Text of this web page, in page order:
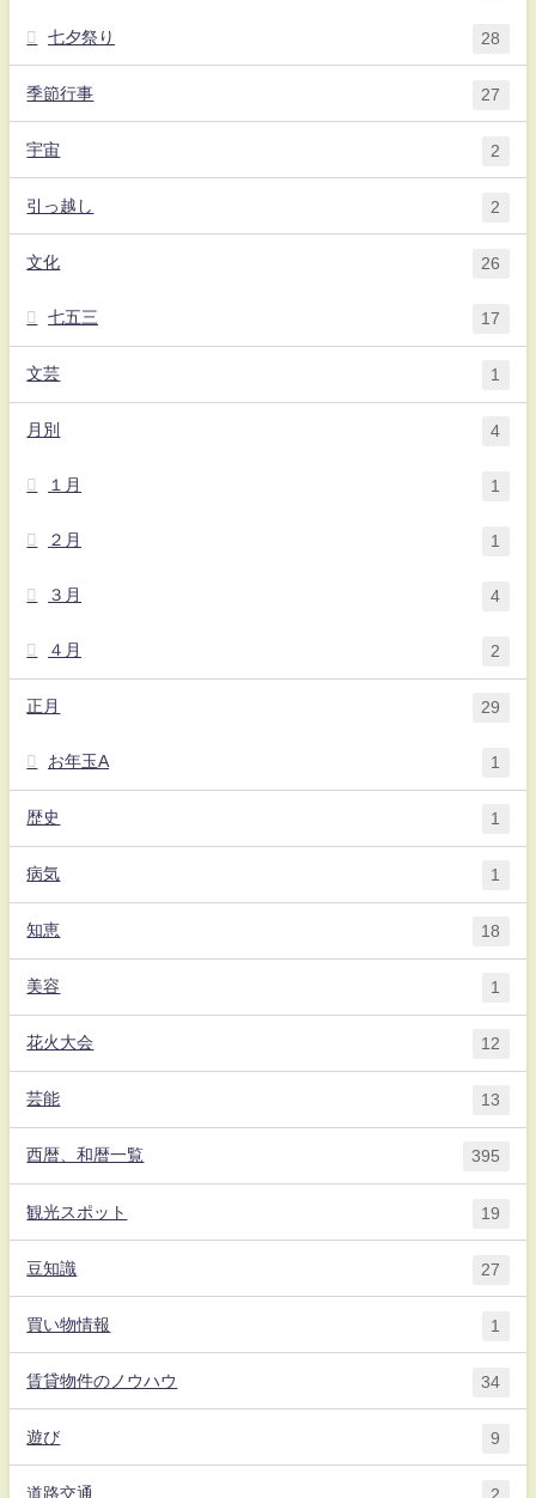
七夕祭り 28
季節行事 27
宇宙 2
引っ越し 2
文化 26
七五三 17
文芸 1
月別 4
１月 1
２月 1
３月 4
４月 2
正月 29
お年玉A 1
歴史 1
病気 1
知恵 18
美容 1
花火大会 12
芸能 13
西暦、和暦一覧 395
観光スポット 19
豆知識 27
買い物情報 1
賃貸物件のノウハウ 34
遊び 9
道路交通 2